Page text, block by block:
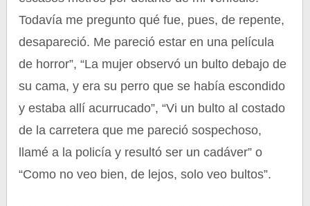
Todavía me pregunto qué fue, pues, de repente,
desapareció. Me pareció estar en una película
de horror”, “La mujer observó un bulto debajo de
su cama, y era su perro que se había escondido
y estaba allí acurrucado”, “Vi un bulto al costado
de la carretera que me pareció sospechoso,
llamé a la policía y resultó ser un cadáver” o
“Como no veo bien, de lejos, solo veo bultos”.